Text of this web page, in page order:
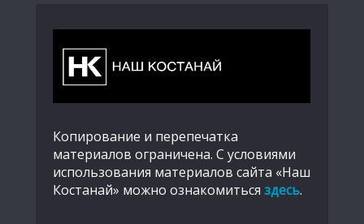
Копирование и перепечатка
материалов ограничена. С условиями
использования материалов сайта «Наш
Костанай» можно ознакомиться здесь.